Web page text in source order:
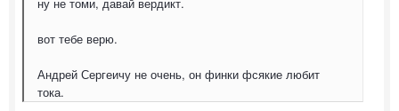
вот тебе верю.
Андрей Сергеичу не очень, он финки фсякие любит
тока.